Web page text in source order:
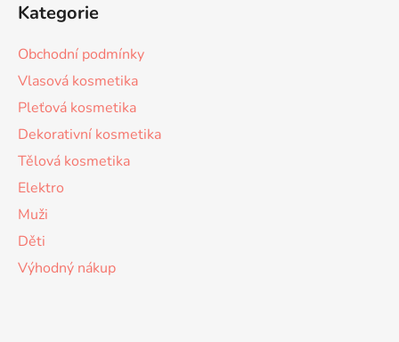
Kategorie
Obchodní podmínky
Vlasová kosmetika
Pleťová kosmetika
Dekorativní kosmetika
Tělová kosmetika
Elektro
Muži
Děti
Výhodný nákup